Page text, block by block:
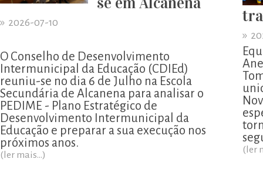
» 2026-07-10
O Conselho de Desenvolvimento
Intermunicipal da Educação (CDIEd)
reuniu-se no dia 6 de Julho na Escola
Secundária de Alcanena para analisar o
PEDIME - Plano Estratégico de
Desenvolvimento Intermunicipal da
Educação e preparar a sua execução nos
próximos anos.
(ler mais...)
»
(ler